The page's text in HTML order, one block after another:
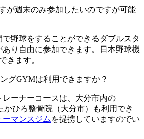
が週末のみ参加したいのですが可能
野球をすることができるダブルスタ
り自由に参加できます。日本野球機
きます。
グGYMは利用できますか？​​​​​
ーナーコースは、大分市内の
かひろ整骨院（大分市）も利用でき
ーマンスジム を提携していますのでい